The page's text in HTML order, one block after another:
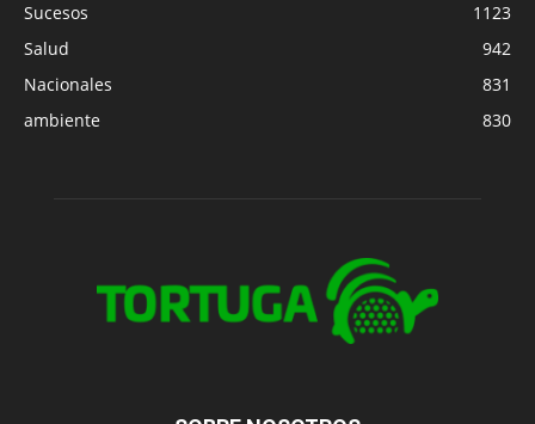
Sucesos
1123
Salud
942
Nacionales
831
ambiente
830